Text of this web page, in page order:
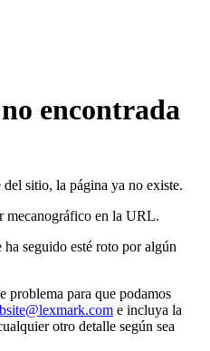
encontrada
sitio, la página ya no existe.
mecanográfico en la URL.
seguido esté roto por algún
problema para que podamos
e incluya la
otro detalle según sea